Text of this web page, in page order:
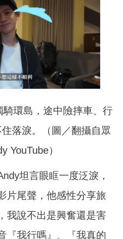
環島，途中險摔車、行
落淚。（圖／翻攝自眾
YouTube）
坦言眼眶一度泛淚，
片尾聲，他感性分享旅
我說不出是興奮還是害
『我行嗎』、『我真的